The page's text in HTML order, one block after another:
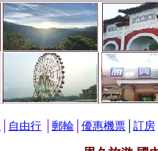
自由行 郵輪 優惠機票 訂房